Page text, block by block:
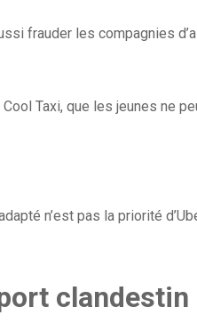
frauder les compagnies
Taxi, que les jeunes ne
n’est pas la priorité